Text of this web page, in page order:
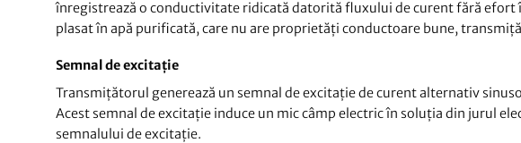
înregistrează o conductivitate ridicată datorită fluxului de curent fără efort
plasat în apă purificată, care nu are proprietăți conductoare bune,
Semnal de excitație
Transmițătorul generează un semnal de excitație de curent alternativ
Acest semnal de excitație induce un mic câmp electric în soluția din jurul
semnalului de excitație.